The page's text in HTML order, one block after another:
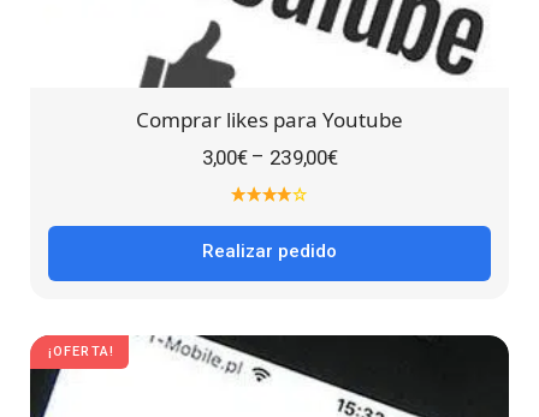
Comprar likes para Youtube
3,00€– 239,00€
Realizar pedido
¡OFERTA!